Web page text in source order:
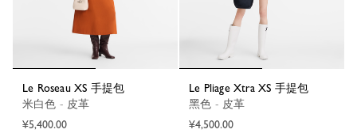
Le Roseau XS 手提包
米白色 - 皮革
¥5,400.00
Le Pliage Xtra XS 手提包
黑色 - 皮革
¥4,500.00